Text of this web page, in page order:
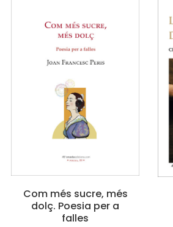
Com més sucre, més
dolç. Poesia per a
falles